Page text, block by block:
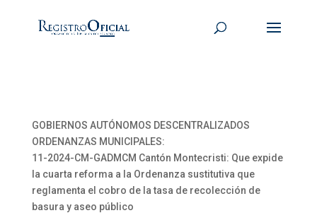
GOBIERNOS AUTÓNOMOS DESCENTRALIZADOS
ORDENANZAS MUNICIPALES:
11-2024-CM-GADMCM Cantón Montecristi: Que expide
la cuarta reforma a la Ordenanza sustitutiva que
reglamenta el cobro de la tasa de recolección de
basura y aseo público